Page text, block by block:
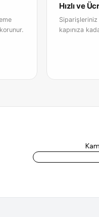
Hızlı ve
Siparişleriniz
kapınıza